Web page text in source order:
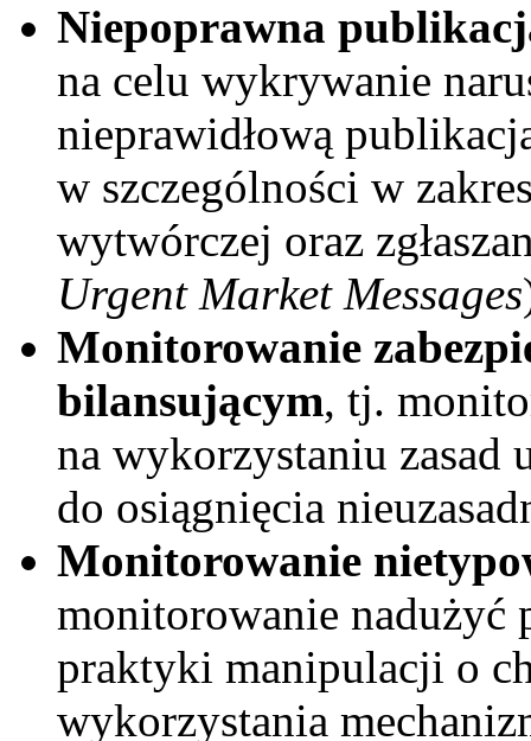
Niepoprawna
na celu wykrywanie
nieprawidłową
w szczególności w
wytwórczej oraz
Urgent Market Messages
Monitorowanie
bilansującym, tj.
na wykorzystaniu zasad
do osiągnięcia
Monitorowanie
monitorowanie nadużyć
praktyki manipulacji o
wykorzystania